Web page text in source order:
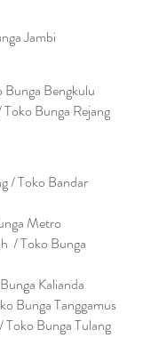
Jambi
Bengkulu
Bunga Rejang
/ Toko Bandar
Metro
/ Toko Bunga
Kalianda
Bunga Tanggamus
Toko Bunga Tulang